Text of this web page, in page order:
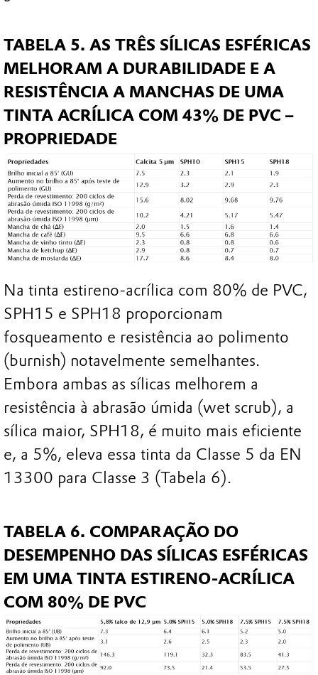
TABELA 5. AS TRÊS SÍLICAS ESFÉRICAS
MELHORAM A DURABILIDADE E A
RESISTÊNCIA A MANCHAS DE UMA
TINTA ACRÍLICA COM 43% DE PVC –
PROPRIEDADE
Na tinta estireno-acrílica com 80% de PVC,
SPH15 e SPH18 proporcionam
fosqueamento e resistência ao polimento
(burnish) notavelmente semelhantes.
Embora ambas as sílicas melhorem a
resistência à abrasão úmida (wet scrub), a
sílica maior, SPH18, é muito mais eficiente
e, a 5%, eleva essa tinta da Classe 5 da EN
13300 para Classe 3 (Tabela 6).
TABELA 6. COMPARAÇÃO DO
DESEMPENHO DAS SÍLICAS ESFÉRICAS
EM UMA TINTA ESTIRENO-ACRÍLICA
COM 80% DE PVC